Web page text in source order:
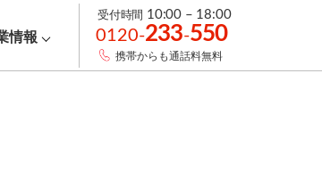
情報
受付時間 10:00 – 18:00
0120-233-550
携帯からも通話料無料